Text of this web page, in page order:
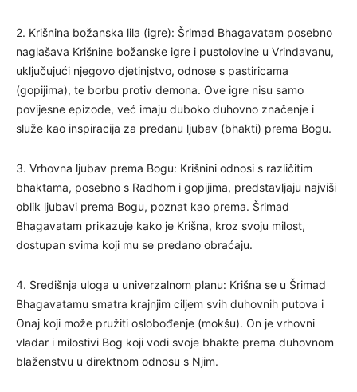
2. Krišnina božanska lila (igre): Šrimad Bhagavatam posebno
naglašava Krišnine božanske igre i pustolovine u Vrindavanu,
uključujući njegovo djetinjstvo, odnose s pastiricama
(gopijima), te borbu protiv demona. Ove igre nisu samo
povijesne epizode, već imaju duboko duhovno značenje i
služe kao inspiracija za predanu ljubav (bhakti) prema Bogu.
3. Vrhovna ljubav prema Bogu: Krišnini odnosi s različitim
bhaktama, posebno s Radhom i gopijima, predstavljaju najviši
oblik ljubavi prema Bogu, poznat kao prema. Šrimad
Bhagavatam prikazuje kako je Krišna, kroz svoju milost,
dostupan svima koji mu se predano obraćaju.
4. Središnja uloga u univerzalnom planu: Krišna se u Šrimad
Bhagavatamu smatra krajnjim ciljem svih duhovnih putova i
Onaj koji može pružiti oslobođenje (mokšu). On je vrhovni
vladar i milostivi Bog koji vodi svoje bhakte prema duhovnom
blaženstvu u direktnom odnosu s Njim.